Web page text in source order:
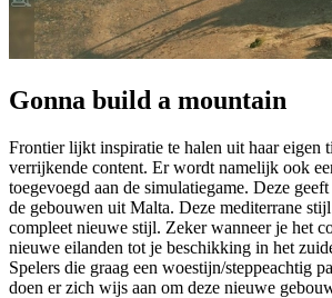
Gonna build a mountain
Frontier lijkt inspiratie te halen uit haar eigen
verrijkende content. Er wordt namelijk ook
toegevoegd aan de simulatiegame. Deze
de gebouwen uit Malta. Deze mediterrane
compleet nieuwe stijl. Zeker wanneer je het
nieuwe eilanden tot je beschikking in het
Spelers die graag een woestijn/steppeachtig
doen er zich wijs aan om deze nieuwe